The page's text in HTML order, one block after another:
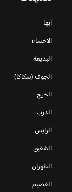
ابها
الاحساء
البديعة
الجوف (سكاكا)
الخرج
الدرب
الرايس
الشقيق
الظهران
القصيم